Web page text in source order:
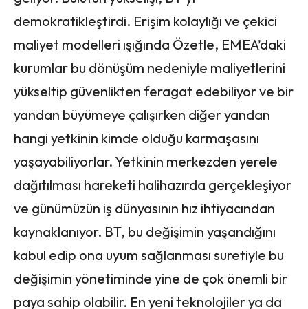
demokratikleştirdi. Erişim kolaylığı ve çekici
maliyet modelleri ışığında Özetle, EMEA’daki
kurumlar bu dönüşüm nedeniyle maliyetlerini
yükseltip güvenlikten feragat edebiliyor ve bir
yandan büyümeye çalışırken diğer yandan
hangi yetkinin kimde olduğu karmaşasını
yaşayabiliyorlar. Yetkinin merkezden yerele
dağıtılması hareketi halihazırda gerçekleşiyor
ve günümüzün iş dünyasının hız ihtiyacından
kaynaklanıyor. BT, bu değişimin yaşandığını
kabul edip ona uyum sağlanması suretiyle bu
değişimin yönetiminde yine de çok önemli bir
paya sahip olabilir. En yeni teknolojiler ya da